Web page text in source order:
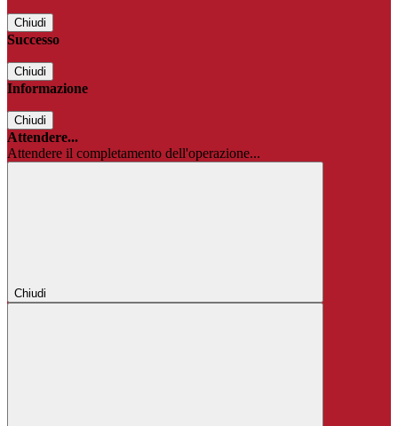
Chiudi
Successo
Chiudi
Informazione
Chiudi
Attendere...
Attendere il completamento dell'operazione...
Chiudi